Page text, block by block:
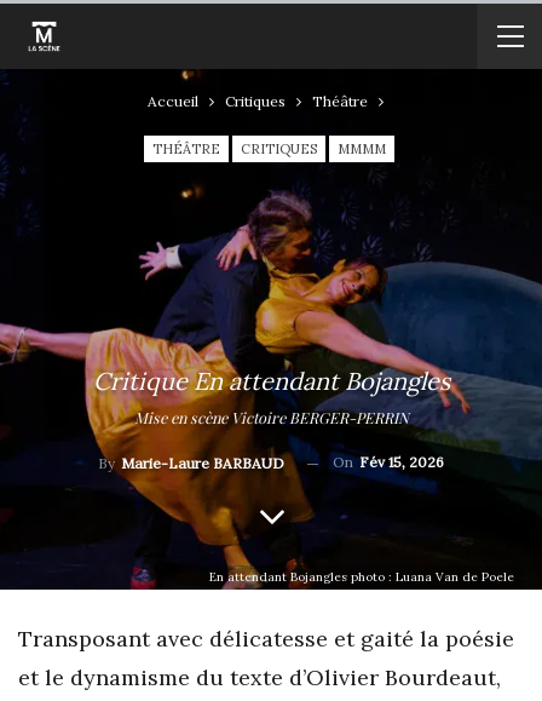
Accueil Critiques Théâtre
THÉÂTRE CRITIQUES MMMM
Critique En attendant Bojangles
Mise en scène Victoire BERGER-PERRIN
By Marie-Laure BARBAUD OnFév 15, 2026
En attendant Bojangles photo : Luana Van de Poele
Transposant avec délicatesse et gaité la poésie
et le dynamisme du texte d’Olivier Bourdeaut,